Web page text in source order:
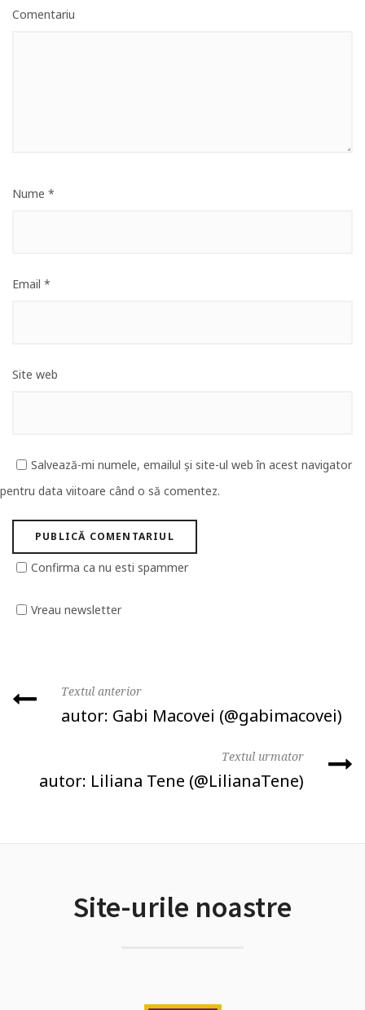
Comentariu
Nume *
Email *
Site web
Salvează-mi numele, emailul și site-ul web în acest navigator
pentru data viitoare când o să comentez.
Confirma ca nu esti spammer
Vreau newsletter
Textul anterior
autor: Gabi Macovei (@gabimacovei)
Textul urmator
autor: Liliana Tene (@LilianaTene)
Site-urile noastre